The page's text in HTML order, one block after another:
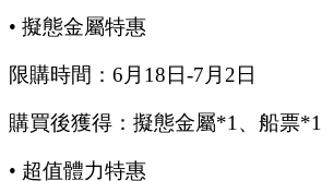
• 擬態金屬特惠
限購時間： 6月 18 日-7月 2 日
購買後獲得：擬態金屬*1、船票*1
• 超值體力特惠